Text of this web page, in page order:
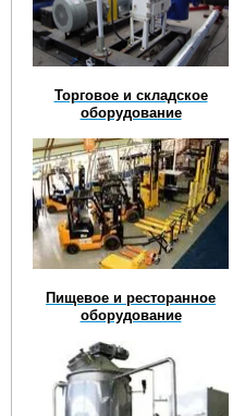
Торговое и складское
оборудование
Пищевое и ресторанное
оборудование